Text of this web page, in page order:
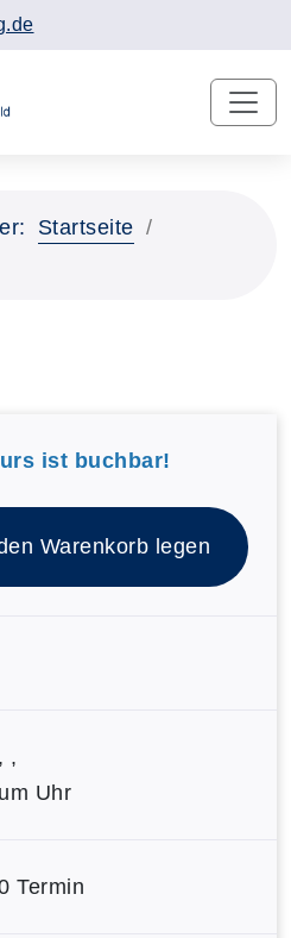
Startseite
ist buchbar!
Warenkorb legen
, ,
um Uhr
Termin